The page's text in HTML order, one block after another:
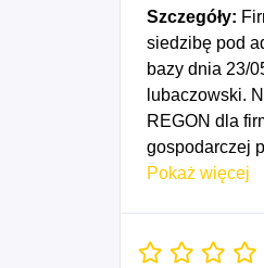
Szczegóły:
siedzibę pod
bazy dnia 23/
lubaczowski.
REGON dla
gospodarczej
grzejników i
Wykonywanie
Pokaż więcej